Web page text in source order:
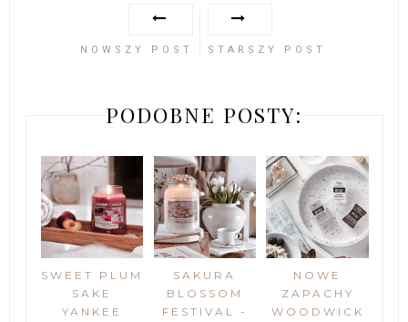
NOWSZY POST STARSZY POST
PODOBNE POSTY:
SWEET PLUM
SAKE
YANKEE
SAKURA
BLOSSOM
FESTIVAL -
NOWE
ZAPACHY
WOODWICK